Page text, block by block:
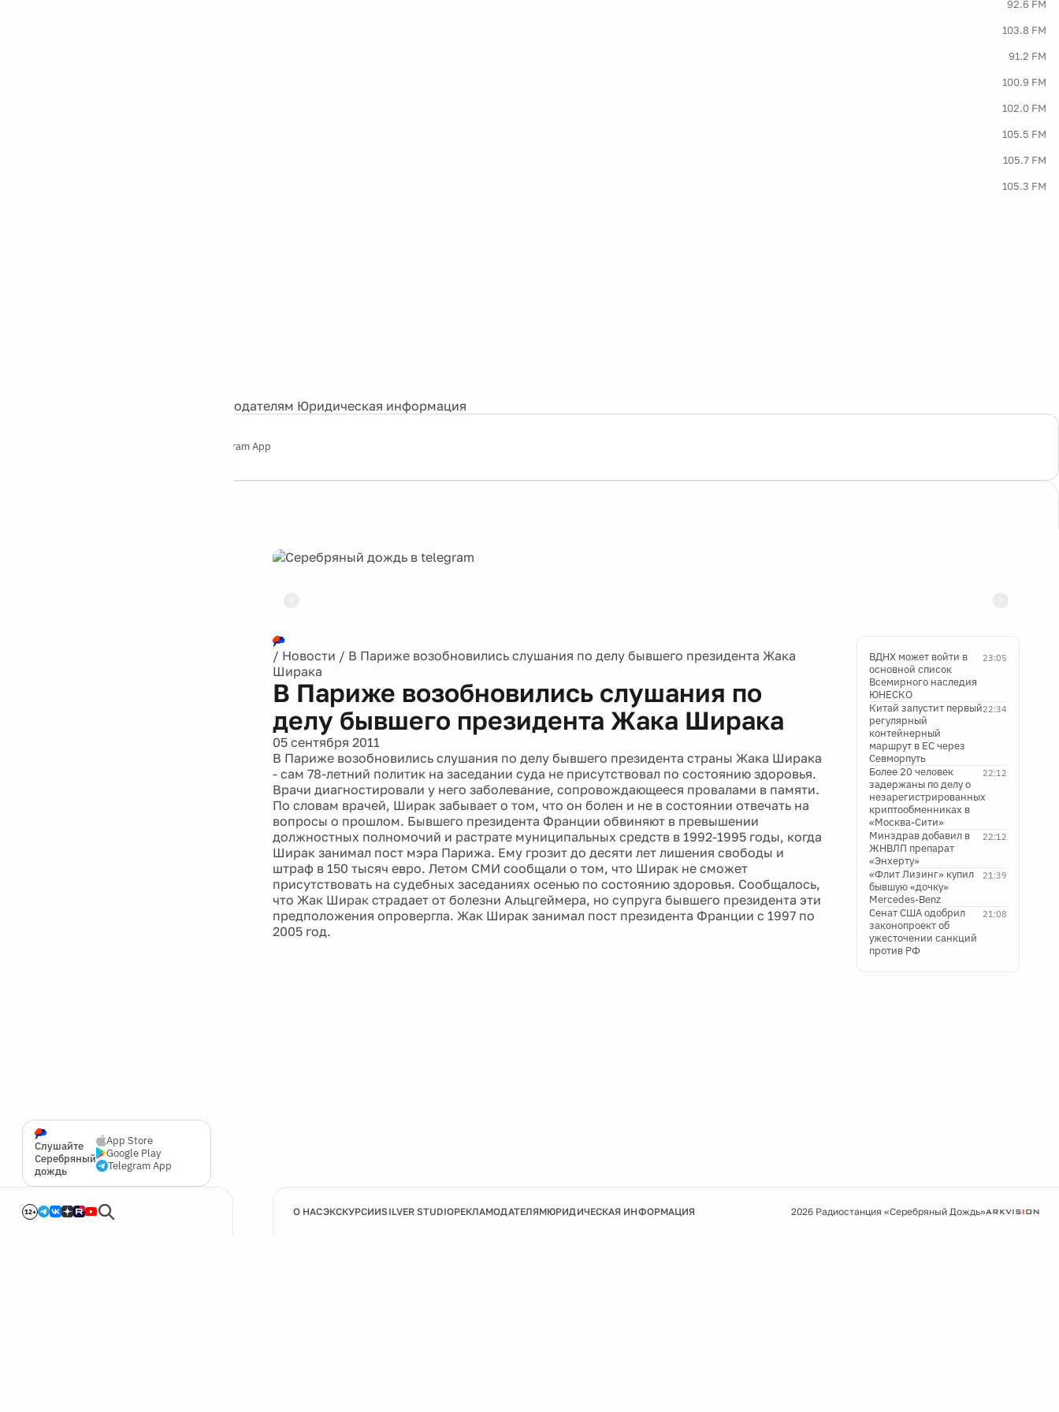
92.6 FM
103.8 FM
91.2 FM
100.9 FM
102.0 FM
105.5 FM
105.7 FM
105.3 FM
Рекламодателям Юридическая информация
Telegram App
Слушайте
Серебряный
дождь
App Store
Google Play
Telegram App
12+
/ Новости / В Париже возобновились слушания по делу бывшего президента Жака
Ширака
В Париже возобновились слушания по
делу бывшего президента Жака Ширака
05 сентября 2011
В Париже возобновились слушания по делу бывшего президента страны Жака Ширака
- сам 78-летний политик на заседании суда не присутствовал по состоянию здоровья.
Врачи диагностировали у него заболевание, сопровождающееся провалами в памяти.
По словам врачей, Ширак забывает о том, что он болен и не в состоянии отвечать на
вопросы о прошлом. Бывшего президента Франции обвиняют в превышении
должностных полномочий и растрате муниципальных средств в 1992-1995 годы, когда
Ширак занимал пост мэра Парижа. Ему грозит до десяти лет лишения свободы и
штраф в 150 тысяч евро. Летом СМИ сообщали о том, что Ширак не сможет
присутствовать на судебных заседаниях осенью по состоянию здоровья. Сообщалось,
что Жак Ширак страдает от болезни Альцгеймера, но супруга бывшего президента эти
предположения опровергла. Жак Ширак занимал пост президента Франции с 1997 по
2005 год.
23:05
ВДНХ может войти в
основной список
Всемирного наследия
ЮНЕСКО
22:34
Китай запустит первый
регулярный
контейнерный
маршрут в ЕС через
Севморпуть
22:12
Более 20 человек
задержаны по делу о
незарегистрированных
криптообменниках в
«Москва-Сити»
22:12
Минздрав добавил в
ЖНВЛП препарат
«Энхерту»
21:39
«Флит Лизинг» купил
бывшую «дочку»
Mercedes-Benz
21:08
Сенат США одобрил
законопроект об
ужесточении санкций
против РФ
О НАСЭКСКУРСИИSILVER STUDIOРЕКЛАМОДАТЕЛЯМЮРИДИЧЕСКАЯ ИНФОРМАЦИЯ 2026 Радиостанция «Серебряный Дождь»